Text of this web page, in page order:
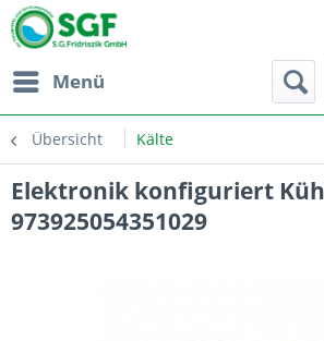
Menü
Übersicht Kälte
Elektronik konfiguriert
973925054351029